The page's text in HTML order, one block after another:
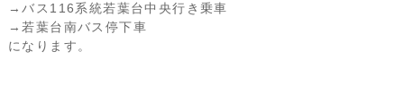
→バス116系統若葉台中央行き乗車
→若葉台南バス停下車
になります。